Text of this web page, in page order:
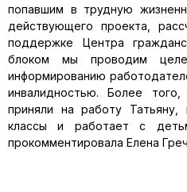
попавшим в трудную
действующего проекта,
поддержке Центра
блоком мы проводим
информированию
инвалидностью. Более
приняли на работу
классы и работает с
прокомментировала Елена